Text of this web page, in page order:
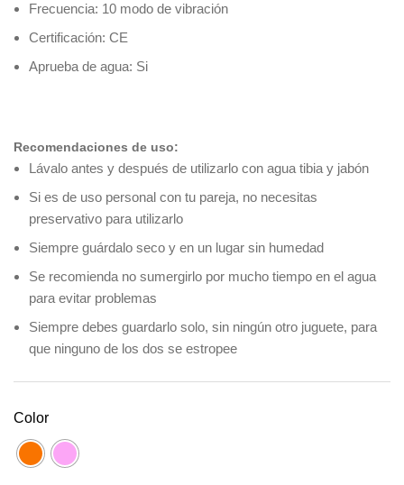
Frecuencia: 10 modo de vibración
Certificación: CE
Aprueba de agua: Si
Recomendaciones de uso:
Lávalo antes y después de utilizarlo con agua tibia y jabón
Si es de uso personal con tu pareja, no necesitas
preservativo para utilizarlo
Siempre guárdalo seco y en un lugar sin humedad
Se recomienda no sumergirlo por mucho tiempo en el agua
para evitar problemas
Siempre debes guardarlo solo, sin ningún otro juguete, para
que ninguno de los dos se estropee
Color